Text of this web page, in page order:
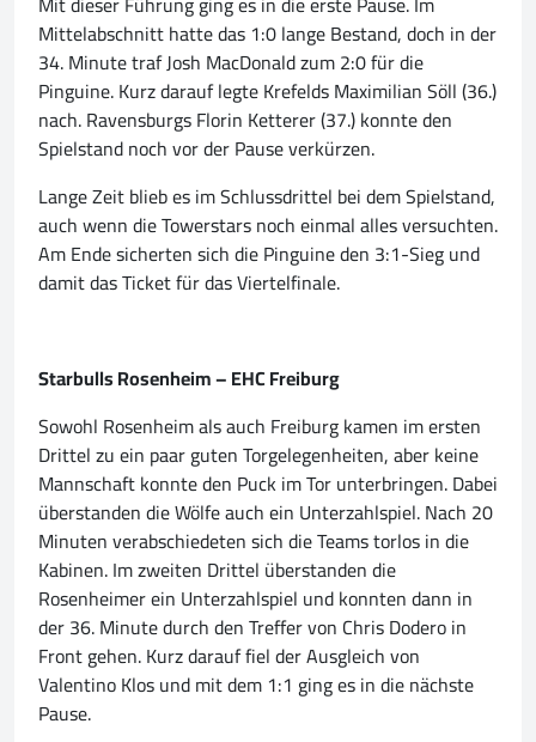
Mittelabschnitt hatte das 1:0 lange Bestand, doch in der
34. Minute traf Josh MacDonald zum 2:0 für die
Pinguine. Kurz darauf legte Krefelds Maximilian Söll (36.)
nach. Ravensburgs Florin Ketterer (37.) konnte den
Spielstand noch vor der Pause verkürzen.
Lange Zeit blieb es im Schlussdrittel bei dem Spielstand,
auch wenn die Towerstars noch einmal alles versuchten.
Am Ende sicherten sich die Pinguine den 3:1-Sieg und
damit das Ticket für das Viertelfinale.
Starbulls Rosenheim – EHC Freiburg
Sowohl Rosenheim als auch Freiburg kamen im ersten
Drittel zu ein paar guten Torgelegenheiten, aber keine
Mannschaft konnte den Puck im Tor unterbringen. Dabei
überstanden die Wölfe auch ein Unterzahlspiel. Nach 20
Minuten verabschiedeten sich die Teams torlos in die
Kabinen. Im zweiten Drittel überstanden die
Rosenheimer ein Unterzahlspiel und konnten dann in
der 36. Minute durch den Treffer von Chris Dodero in
Front gehen. Kurz darauf fiel der Ausgleich von
Valentino Klos und mit dem 1:1 ging es in die nächste
Pause.